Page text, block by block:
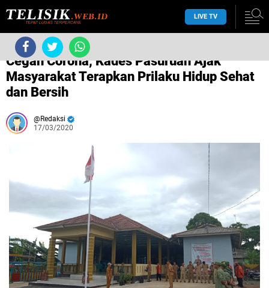
LIVE TV
/Corona //
Cegah Corona, Kades Pasuruan Ajak
Masyarakat Terapkan Prilaku Hidup Sehat
dan Bersih
Redaksi
17/03/2020